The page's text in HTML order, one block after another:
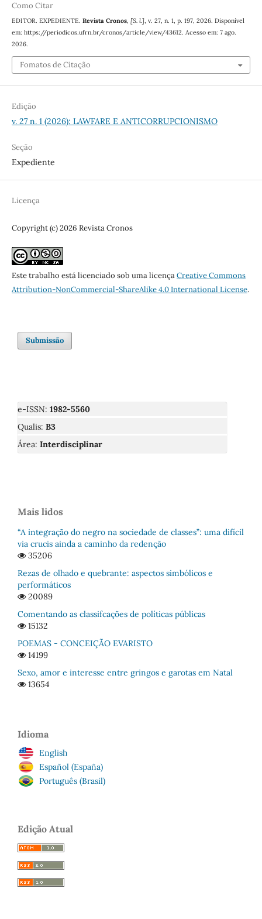
Como Citar
EDITOR. EXPEDIENTE. Revista Cronos, [S. l.], v. 27, n. 1, p. 197, 2026. Disponível
em: https://periodicos.ufrn.br/cronos/article/view/43612. Acesso em: 7 ago.
2026.
Fomatos de Citação
Edição
v. 27 n. 1 (2026): LAWFARE E ANTICORRUPCIONISMO
Seção
Expediente
Licença
Copyright (c) 2026 Revista Cronos
Este trabalho está licenciado sob uma licençaCreative Commons
Attribution-NonCommercial-ShareAlike 4.0 International License.
Submissão
e-ISSN: 1982-5560
Qualis: B3
Área: Interdisciplinar
Mais lidos
“A integração do negro na sociedade de classes”: uma difícil
via crucis ainda a caminho da redenção
35206
Rezas de olhado e quebrante: aspectos simbólicos e
performáticos
20089
Comentando as classifcações de políticas públicas
15132
POEMAS - CONCEIÇÃO EVARISTO
14199
Sexo, amor e interesse entre gringos e garotas em Natal
13654
Idioma
English
Español (España)
Português (Brasil)
Edição Atual